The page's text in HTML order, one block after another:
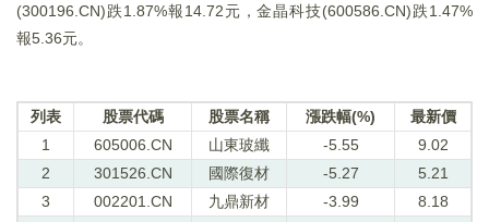
(300196.CN)跌1.87%報14.72元，金晶科技(600586.CN)跌1.47%
報5.36元。
列表 股票代碼 股票名稱 漲跌幅(%)
最新價
1
605006.CN 山東玻纖 -5.55
9.02
2
301526.CN 國際復材 -5.27
5.21
3
002201.CN 九鼎新材 -3.99
8.18